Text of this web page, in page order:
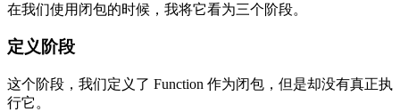
在我们使用闭包的时候，我将它看为三个阶段。
定义阶段
这个阶段，我们定义了 Function 作为闭包，但是却没有真正执
行它。